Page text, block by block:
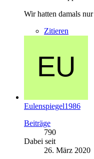
Wir hatten damals
Zitieren
Eulenspiegel1986
Beiträge
790
Dabei seit
26. März 2020